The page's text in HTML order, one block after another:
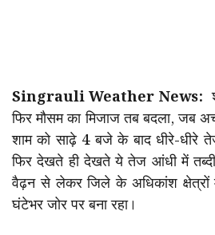
Singrauli Weather News:
फिर मौसम का मिजाज तब बदला, जब
शाम को साढ़े 4 बजे के बाद धीरे-धीरे
फिर देखते ही देखते ये तेज आंधी में
वैढ़न से लेकर जिले के अधिकांश
घंटेभर जोर पर बना रहा।